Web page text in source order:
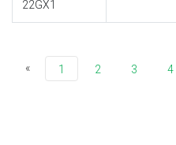
22GX1
« 1 2 3 4